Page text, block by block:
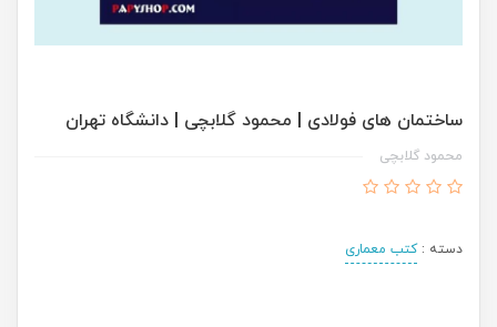
ساختمان‌ های فولادی | محمود گلابچی | دانشگاه تهران
محمود گلابچی
دسته :کتب معماری